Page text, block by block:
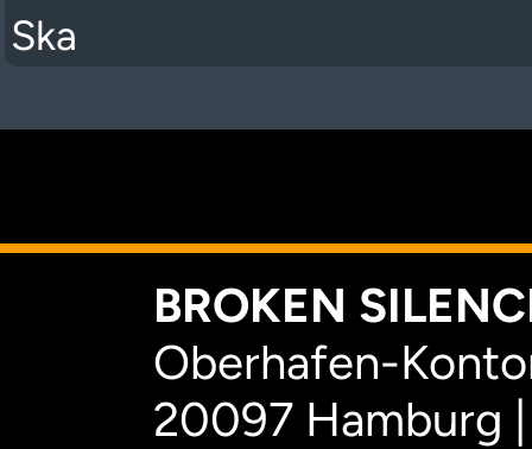
Ska
BROKEN
Oberhafen-
20097 Hamburg